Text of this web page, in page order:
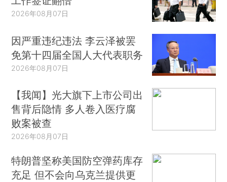
2026年08月07日
因严重违纪违法 李云泽被罢
免第十四届全国人大代表职务
2026年08月07日
【我闻】光大旗下上市公司出
售背后隐情 多人卷入医疗腐
败案被查
2026年08月07日
特朗普坚称美国防空弹药库存
充足 但不会向乌克兰提供更